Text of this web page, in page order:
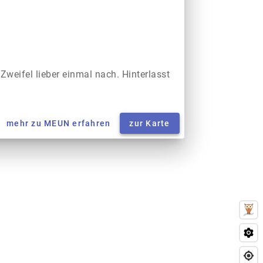
lieber einmal nach. Hinterlasst
mehr zu MEUN erfahren zur Karte